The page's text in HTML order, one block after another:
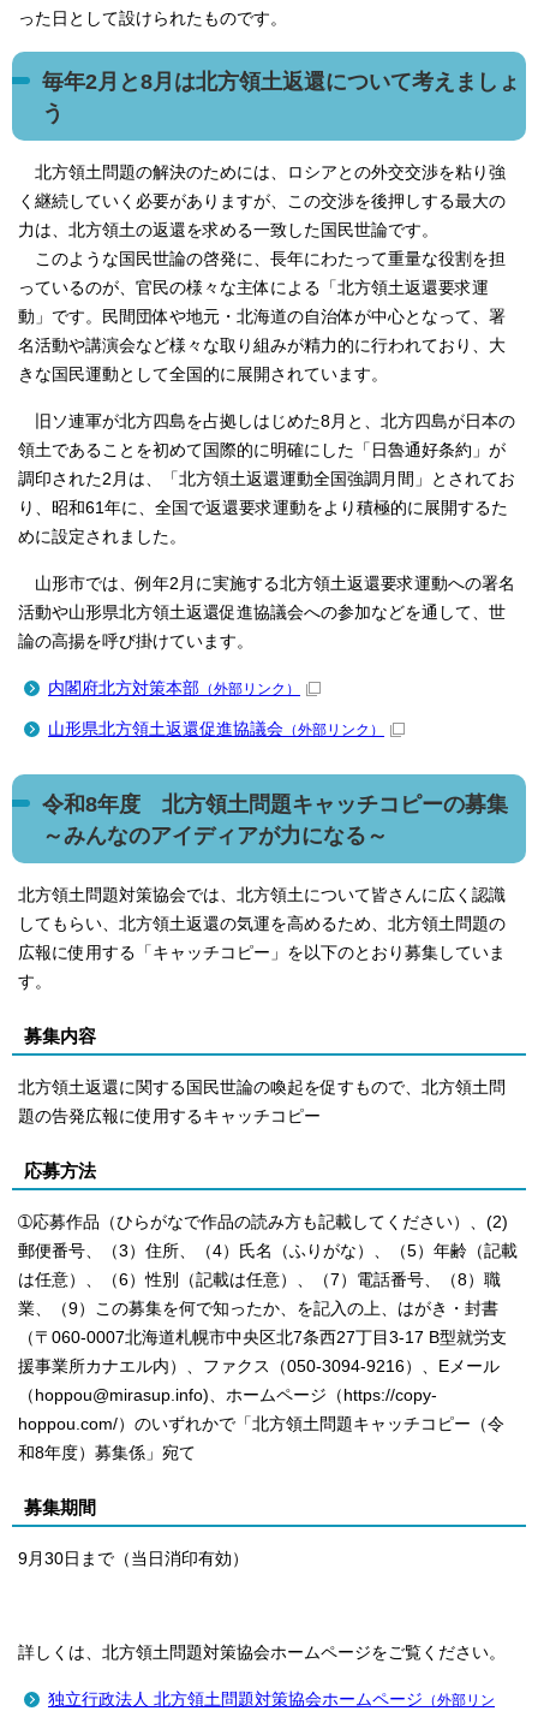
った日として設けられたものです。
毎年2月と8月は北方領土返還について考えましょ
う
北方領土問題の解決のためには、ロシアとの外交交渉を粘り強
く継続していく必要がありますが、この交渉を後押しする最大の
力は、北方領土の返還を求める一致した国民世論です。
このような国民世論の啓発に、長年にわたって重量な役割を担
っているのが、官民の様々な主体による「北方領土返還要求運
動」です。民間団体や地元・北海道の自治体が中心となって、署
名活動や講演会など様々な取り組みが精力的に行われており、大
きな国民運動として全国的に展開されています。
旧ソ連軍が北方四島を占拠しはじめた8月と、北方四島が日本の
領土であることを初めて国際的に明確にした「日魯通好条約」が
調印された2月は、「北方領土返還運動全国強調月間」とされてお
り、昭和61年に、全国で返還要求運動をより積極的に展開するた
めに設定されました。
山形市では、例年2月に実施する北方領土返還要求運動への署名
活動や山形県北方領土返還促進協議会への参加などを通して、世
論の高揚を呼び掛けています。
内閣府北方対策本部 （外部リンク）
山形県北方領土返還促進協議会 （外部リンク）
令和8年度 北方領土問題キャッチコピーの募集
～みんなのアイディアが力になる～
北方領土問題対策協会では、北方領土について皆さんに広く認識
してもらい、北方領土返還の気運を高めるため、北方領土問題の
広報に使用する「キャッチコピー」を以下のとおり募集していま
す。
募集内容
北方領土返還に関する国民世論の喚起を促すもので、北方領土問
題の告発広報に使用するキャッチコピー
応募方法
➀応募作品（ひらがなで作品の読み方も記載してください）、(2)
郵便番号、（3）住所、（4）氏名（ふりがな）、（5）年齢（記載
は任意）、（6）性別（記載は任意）、（7）電話番号、（8）職
業、（9）この募集を何で知ったか、を記入の上、はがき・封書
（〒060-0007北海道札幌市中央区北7条西27丁目3-17 B型就労支
援事業所カナエル内）、ファクス（050-3094-9216）、Eメール
（hoppou@mirasup.info)、ホームページ（https://copy-
hoppou.com/）のいずれかで「北方領土問題キャッチコピー（令
和8年度）募集係」宛て
募集期間
9月30日まで（当日消印有効）
詳しくは、北方領土問題対策協会ホームページをご覧ください。
独立行政法人 北方領土問題対策協会ホームページ （外部リン